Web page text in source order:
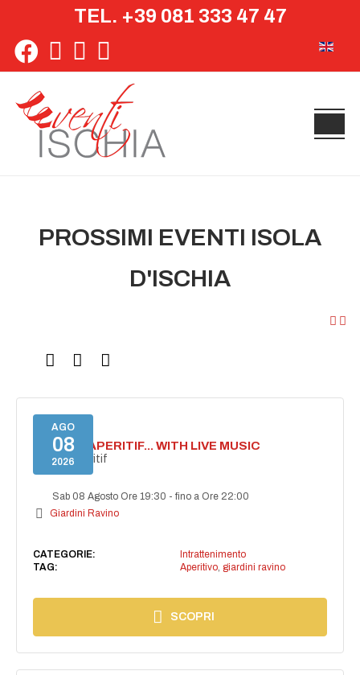
TEL. +39 081 333 47 47
PROSSIMI EVENTI ISOLA
D'ISCHIA
AGO
08
2026
SECRET APERITIF... WITH LIVE MUSIC
Secret aperitif
Sab 08 Agosto Ore 19:30 -fino a Ore 22:00
Giardini Ravino
CATEGORIE:
Intrattenimento
TAG:
Aperitivo, giardini ravino
SCOPRI